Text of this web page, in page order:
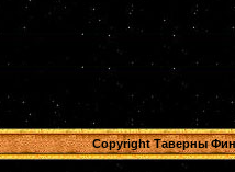
Copyright Таверны